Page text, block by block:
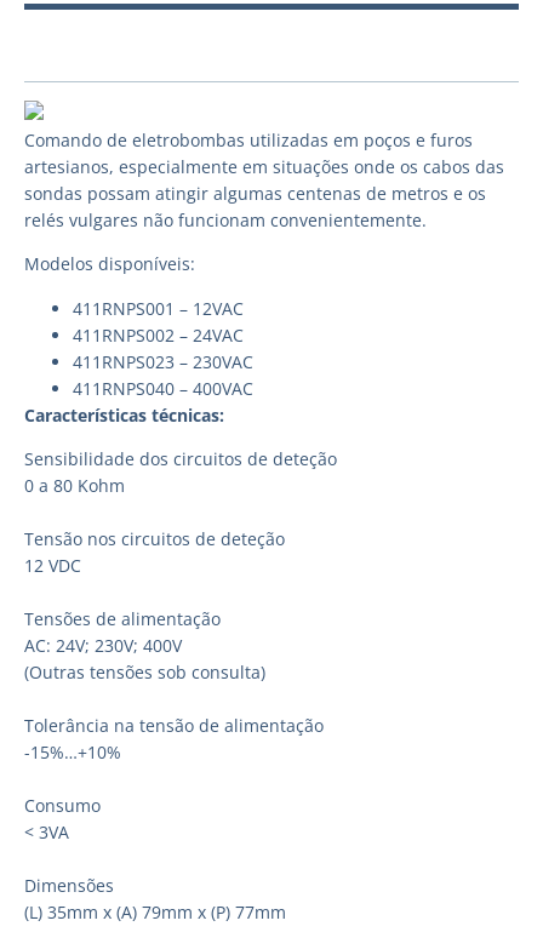
Comando de eletrobombas utilizadas em poços e furos
artesianos, especialmente em situações onde os cabos das
sondas possam atingir algumas centenas de metros e os
relés vulgares não funcionam convenientemente.
Modelos disponíveis:
411RNPS001 – 12VAC
411RNPS002 – 24VAC
411RNPS023 – 230VAC
411RNPS040 – 400VAC
Características técnicas:
Sensibilidade dos circuitos de deteção
0 a 80 Kohm
Tensão nos circuitos de deteção
12 VDC
Tensões de alimentação
AC: 24V; 230V; 400V
(Outras tensões sob consulta)
Tolerância na tensão de alimentação
-15%…+10%
Consumo
< 3VA
Dimensões
(L) 35mm x (A) 79mm x (P) 77mm